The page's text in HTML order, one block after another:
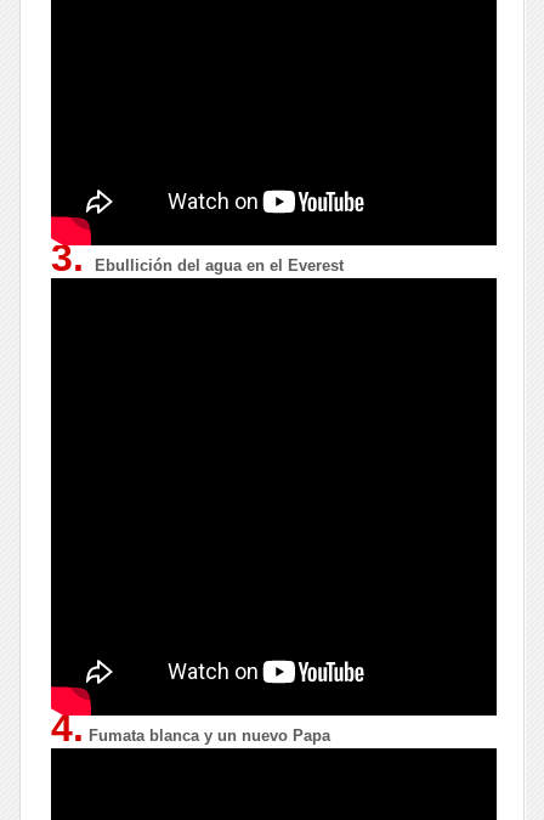
3. Ebullición del agua en el Everest
4. Fumata blanca y un nuevo Papa